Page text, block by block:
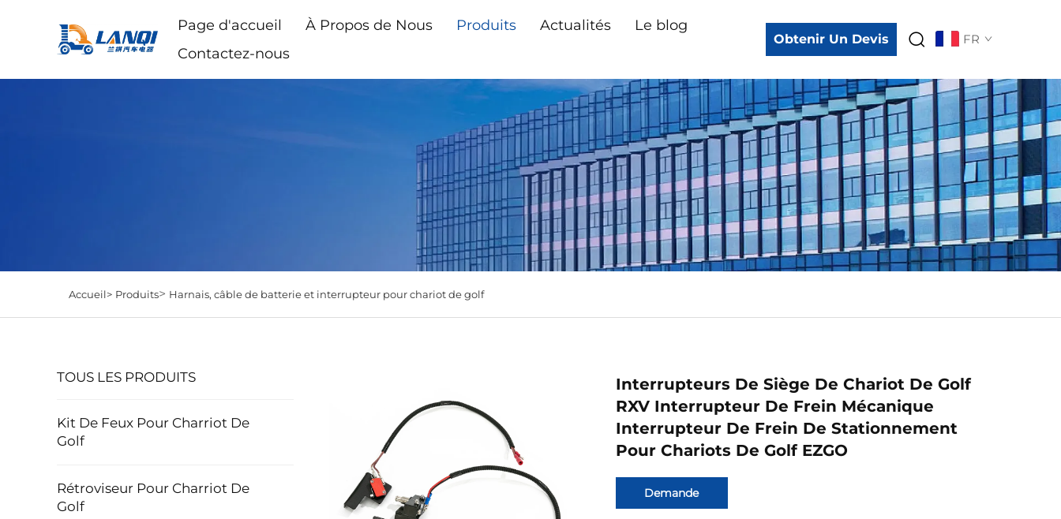
Page d'accueil À Propos de Nous Produits Actualités
Le blog
Contactez-nous
Obtenir Un Devis FR
Accueil> Produits> Harnais, câble de batterie et interrupteur pour chariot de golf
TOUS LES PRODUITS
Kit De Feux Pour Charriot De
Golf
Rétroviseur Pour Charriot De
Golf
Interrupteurs De Siège De Chariot De Golf
RXV Interrupteur De Frein Mécanique
Interrupteur De Frein De Stationnement
Pour Chariots De Golf EZGO
Demande